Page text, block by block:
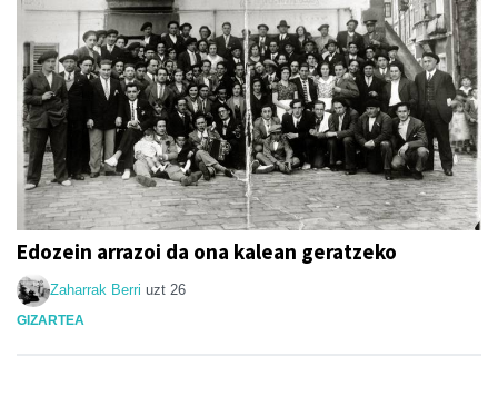
Edozein arrazoi da ona kalean geratzeko
Zaharrak Berri uzt 26
GIZARTEA